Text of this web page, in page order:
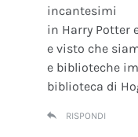
incantesimi
in Harry Potter
e visto che
e biblioteche
biblioteca di
RISPONDI